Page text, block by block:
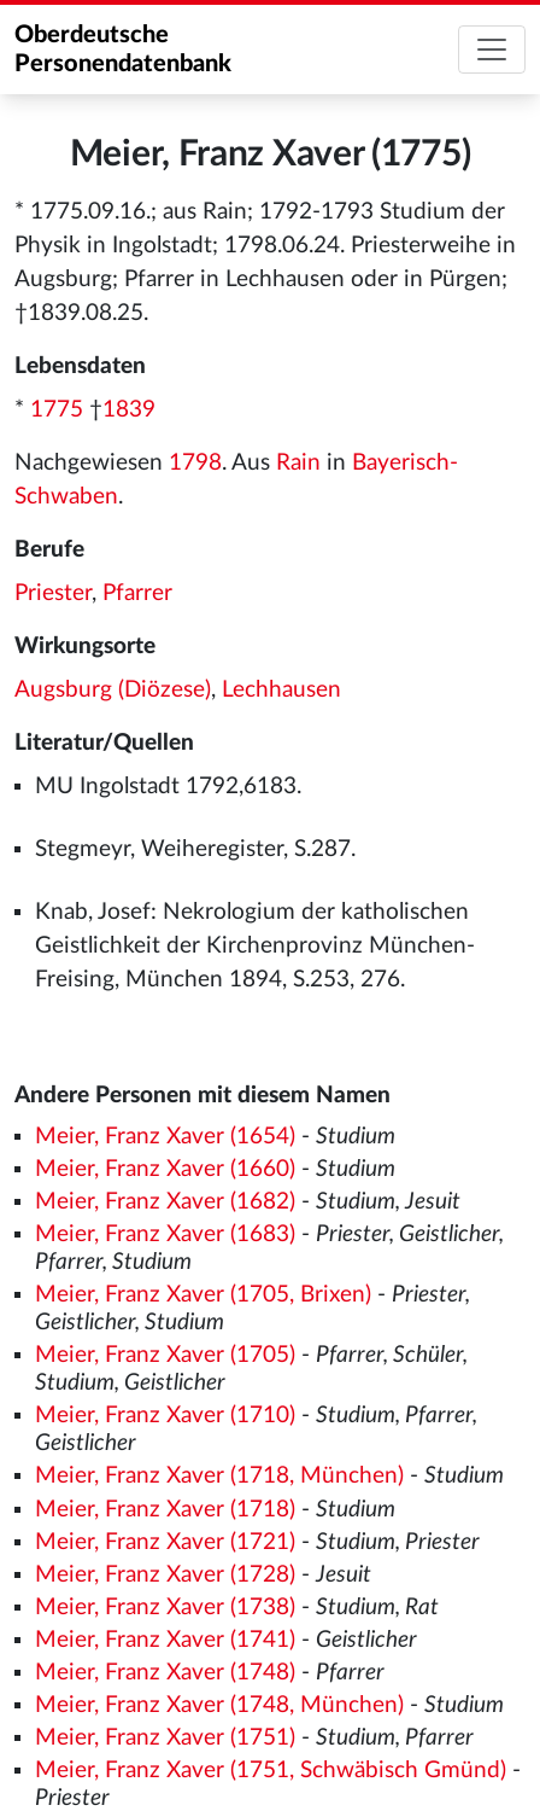
Oberdeutsche
Personendatenbank
Meier, Franz Xaver (1775)
* 1775.09.16.; aus Rain; 1792-1793 Studium der
Physik in Ingolstadt; 1798.06.24. Priesterweihe in
Augsburg; Pfarrer in Lechhausen oder in Pürgen;
†1839.08.25.
Lebensdaten
* 1775 †1839
Nachgewiesen 1798. Aus Rain in Bayerisch-
Schwaben.
Berufe
Priester, Pfarrer
Wirkungsorte
Augsburg (Diözese), Lechhausen
Literatur/Quellen
MU Ingolstadt 1792,6183.
Stegmeyr, Weiheregister, S.287.
Knab, Josef: Nekrologium der katholischen
Geistlichkeit der Kirchenprovinz München-
Freising, München 1894, S.253, 276.
Andere Personen mit diesem Namen
Meier, Franz Xaver (1654)- Studium
Meier, Franz Xaver (1660)- Studium
Meier, Franz Xaver (1682)- Studium, Jesuit
Meier, Franz Xaver (1683)- Priester, Geistlicher,
Pfarrer, Studium
Meier, Franz Xaver (1705, Brixen)- Priester,
Geistlicher, Studium
Meier, Franz Xaver (1705)- Pfarrer, Schüler,
Studium, Geistlicher
Meier, Franz Xaver (1710)- Studium, Pfarrer,
Geistlicher
Meier, Franz Xaver (1718, München)- Studium
Meier, Franz Xaver (1718)- Studium
Meier, Franz Xaver (1721)- Studium, Priester
Meier, Franz Xaver (1728)- Jesuit
Meier, Franz Xaver (1738)- Studium, Rat
Meier, Franz Xaver (1741)- Geistlicher
Meier, Franz Xaver (1748)- Pfarrer
Meier, Franz Xaver (1748, München)- Studium
Meier, Franz Xaver (1751)- Studium, Pfarrer
Meier, Franz Xaver (1751, Schwäbisch Gmünd)-
Priester